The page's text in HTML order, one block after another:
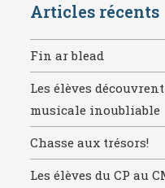
Articles récents
Fin ar blead
Les élèves
musicale inoubliable
Chasse aux trésors!
Les élèves du CP au